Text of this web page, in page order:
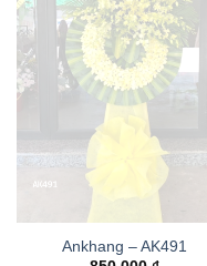
Ankhang – AK491